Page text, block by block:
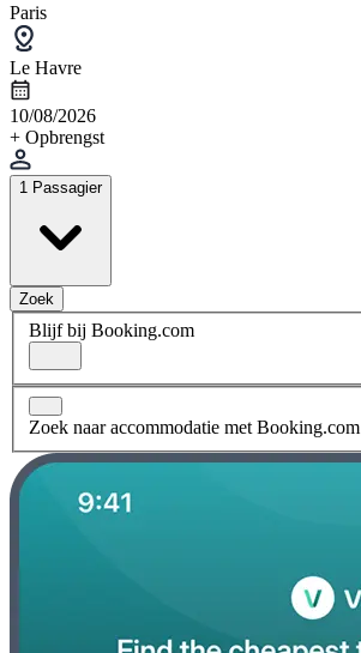
Paris
Le Havre
10/08/2026
+ Opbrengst
1 Passagier
Zoek
Blijf bij Booking.com
Zoek naar accommodatie met Booking.com